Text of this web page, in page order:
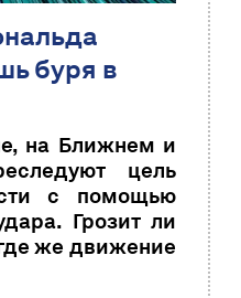
буря в
на Ближнем и
цель
с помощью
Грозит ли
же движение